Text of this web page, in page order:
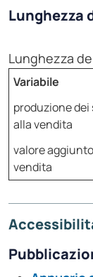
Lunghezza
Lunghezza
Variabile
produzione
alla vendita
valore
vendita